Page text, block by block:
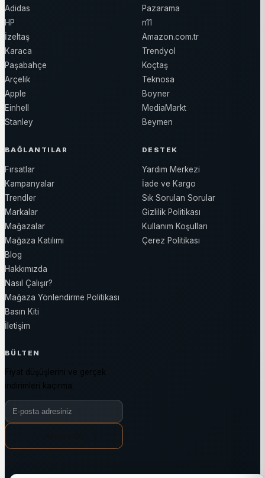
Adidas
HP
İzeltaş
Karaca
Paşabahçe
Arçelik
Apple
Einhell
Stanley
Pazarama
n11
Amazon.com.tr
Trendyol
Koçtaş
Teknosa
Boyner
MediaMarkt
Beymen
BAĞLANTILAR
Fırsatlar
Kampanyalar
Trendler
Markalar
Mağazalar
Mağaza Katılımı
Blog
Hakkımızda
Nasıl Çalışır?
Mağaza Yönlendirme Politikası
Basın Kiti
İletişim
DESTEK
Yardım Merkezi
İade ve Kargo
Sık Sorulan Sorular
Gizlilik Politikası
Kullanım Koşulları
Çerez Politikası
BÜLTEN
Fiyat düşüşlerini ve gerçek
indirimleri kaçırma.
Bülten e-posta adresiniz